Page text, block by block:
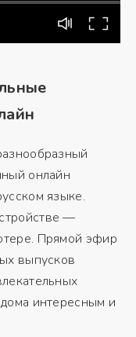
онлайн
языке.
—
Прямой эфир
выпусков
интересным и